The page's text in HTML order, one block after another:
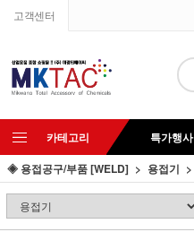
고객센터
카테고리 특가행사
◈ 용접공구/부품 [WELD]
용접기